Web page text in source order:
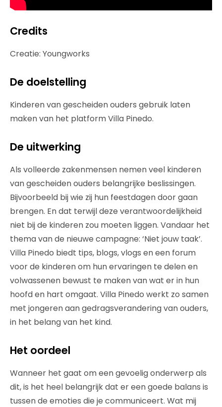
Credits
Creatie: Youngworks
De doelstelling
Kinderen van gescheiden ouders gebruik laten
maken van het platform Villa Pinedo.
De uitwerking
Als volleerde zakenmensen nemen veel kinderen
van gescheiden ouders belangrijke beslissingen.
Bijvoorbeeld bij wie zij hun feestdagen door gaan
brengen. En dat terwijl deze verantwoordelijkheid
niet bij de kinderen zou moeten liggen. Vandaar het
thema van de nieuwe campagne: ‘Niet jouw taak’.
Villa Pinedo biedt tips, blogs, vlogs en een forum
voor de kinderen om hun ervaringen te delen en
volwassenen bewust te maken van wat er in hun
hoofd en hart omgaat. Villa Pinedo werkt zo samen
met jongeren aan gedragsverandering van ouders,
in het belang van het kind.
Het oordeel
Wanneer het gaat om een gevoelig onderwerp als
dit, is het heel belangrijk dat er een goede balans is
tussen de emoties die je communiceert. Wat mij